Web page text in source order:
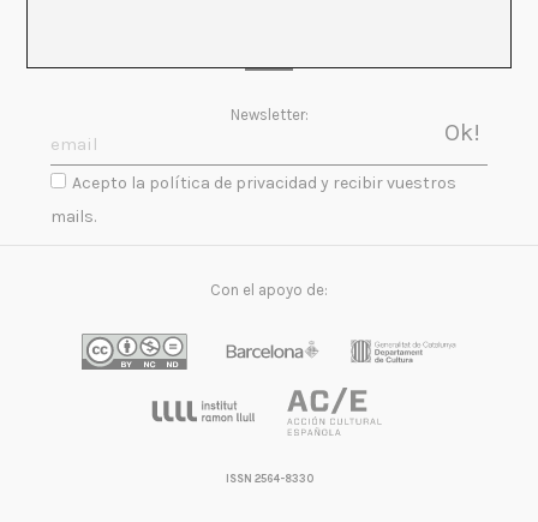
Newsletter:
Acepto la política de privacidad y recibir vuestros
mails.
Con el apoyo de:
ISSN 2564-8330